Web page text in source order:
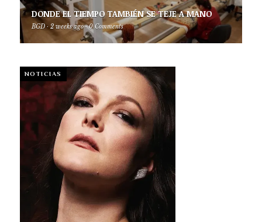
DONDE EL TIEMPO TAMBIÉN SE TEJE A MANO
BGD · 2 weeks ago · 0 Comments
NOTICIAS